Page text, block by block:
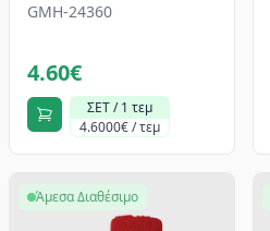
GMH-24360
4.60€
ΣΕΤ / 1 τεμ
4.6000€ / τεμ
Άμεσα Διαθέσιμο